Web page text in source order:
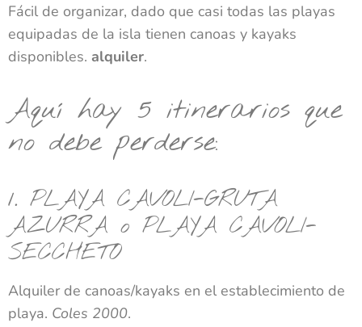
Fácil de organizar, dado que casi todas las playas
equipadas de la isla tienen canoas y kayaks
disponibles. alquiler.
Aquí hay 5 itinerarios que
no debe perderse:
1. PLAYA CAVOLI-GRUTA
AZURRA o PLAYA CAVOLI-
SECCHETO
Alquiler de canoas/kayaks en el establecimiento de
playa. Coles 2000.